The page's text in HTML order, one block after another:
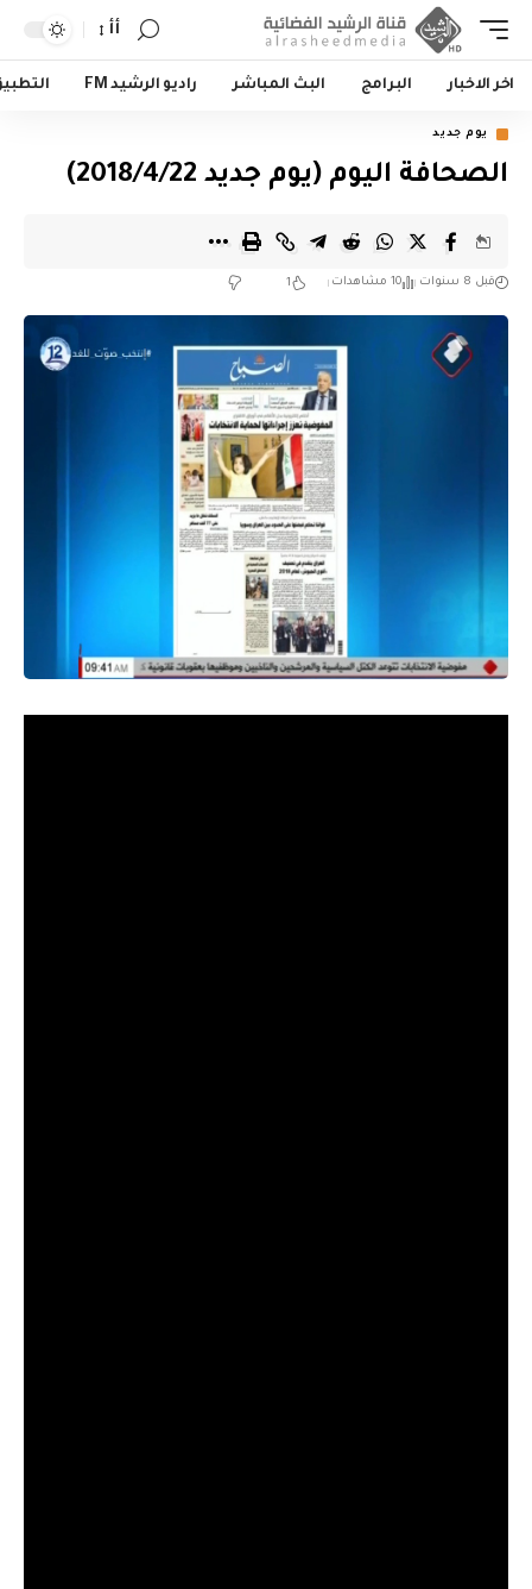
أأ
اخر الاخبار البرامج البث المباشر راديو الرشيد FM
يوم جديد
الصحافة اليوم (يوم جديد 2018/4/22)
قبل 8 سنوات 10 مشاهدات 1